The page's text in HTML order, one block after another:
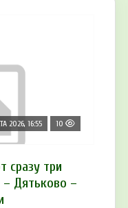
2026, 16:55 10
сразу три
– Дятьково –